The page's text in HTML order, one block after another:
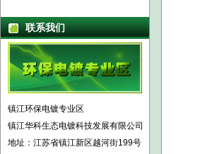
联系我们
镇江环保电镀专业区
镇江华科生态电镀科技发展有限公司
地址：江苏省镇江新区越河街199号